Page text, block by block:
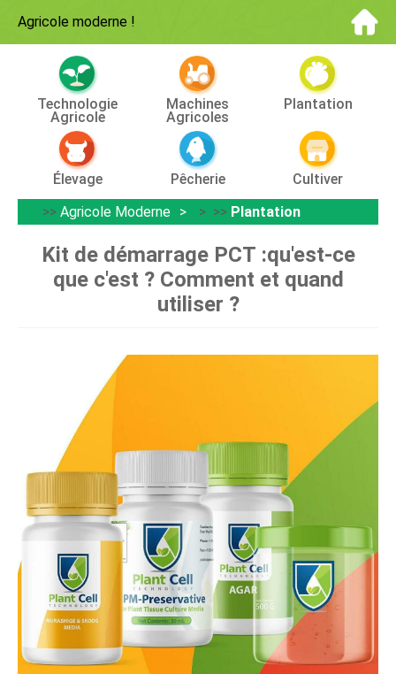
Agricole moderne !
Technologie
Agricole
Machines
Agricoles
Plantation
Élevage Pêcherie
Cultiver
>> Agricole Moderne > >> Plantation
Kit de démarrage PCT :qu'est-ce
que c'est ? Comment et quand
utiliser ?